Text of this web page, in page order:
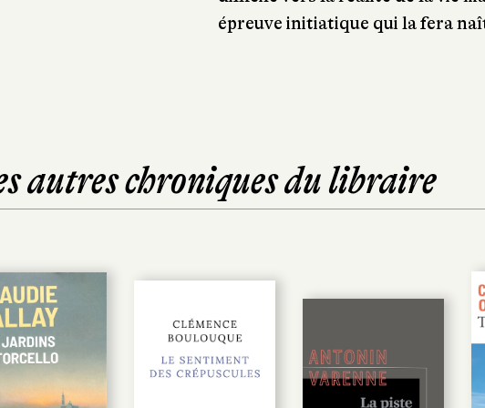
épreuve initiatique qui la fera
autres chroniques du libraire